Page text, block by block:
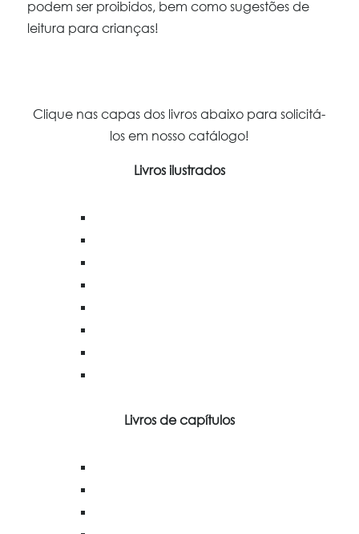
podem ser proibidos, bem como sugestões de
leitura para crianças!
Clique nas capas dos livros abaixo para solicitá-
los em nosso catálogo!
Livros ilustrados
Livros de capítulos